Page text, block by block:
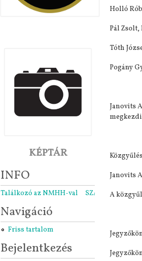
Holló
Pál
Tóth
Pogány
Janovits
Janovits
A
KÉPTÁR
INFO
Találkozó az NMHH-val SZARÁMA
Navigáció
Friss tartalom
Bejelentkezés